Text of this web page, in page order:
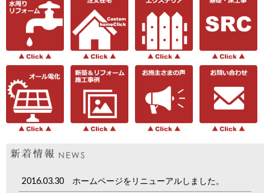
2016.03.30 ホームページをリニューアルしました。